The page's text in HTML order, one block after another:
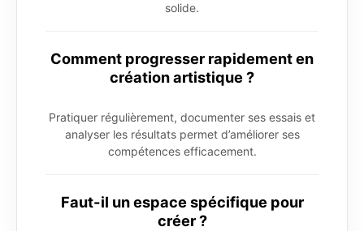
solide.
Comment progresser rapidement en
création artistique ?
Pratiquer régulièrement, documenter ses essais et
analyser les résultats permet d’améliorer ses
compétences efficacement.
Faut-il un espace spécifique pour
créer ?